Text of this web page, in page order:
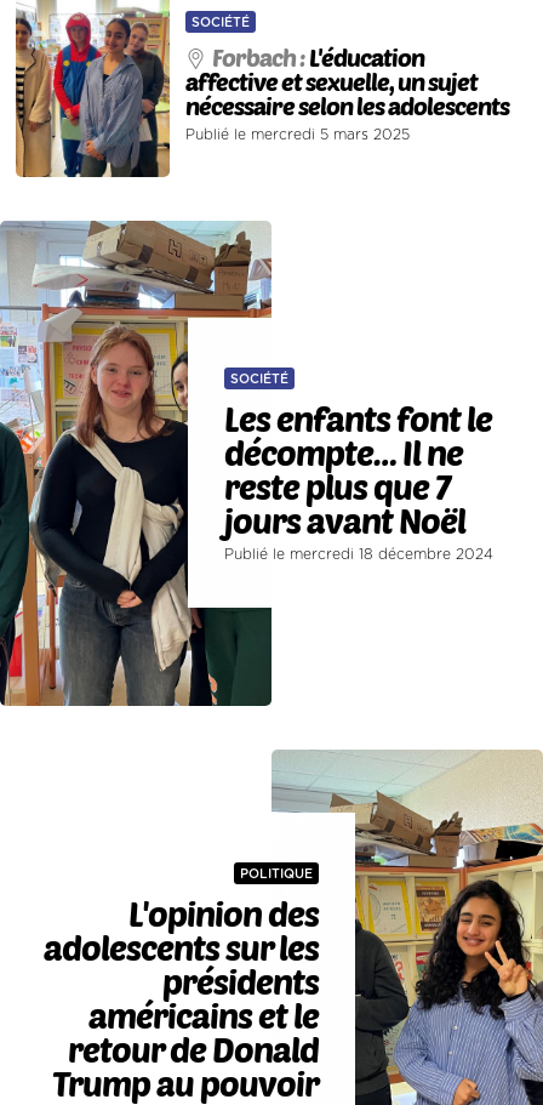
SOCIÉTÉ
Forbach :L'éducation
affective et sexuelle, un sujet
nécessaire selon les adolescents
Publié le mercredi 5 mars 2025
SOCIÉTÉ
Les enfants font le
décompte… Il ne
reste plus que 7
jours avant Noël
Publié le mercredi 18 décembre 2024
POLITIQUE
L'opinion des
adolescents sur les
présidents
américains et le
retour de Donald
Trump au pouvoir